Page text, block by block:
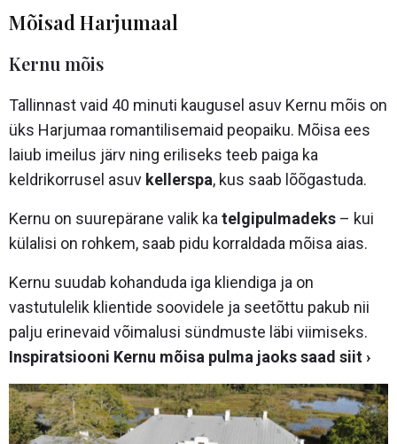
Mõisad Harjumaal
Kernu mõis
Tallinnast vaid 40 minuti kaugusel asuv Kernu mõis on
üks Harjumaa romantilisemaid peopaiku. Mõisa ees
laiub imeilus järv ning eriliseks teeb paiga ka
keldrikorrusel asuv kellerspa, kus saab lõõgastuda.
Kernu on suurepärane valik ka telgipulmadeks – kui
külalisi on rohkem, saab pidu korraldada mõisa aias.
Kernu suudab kohanduda iga kliendiga ja on
vastutulelik klientide soovidele ja seetõttu pakub nii
palju erinevaid võimalusi sündmuste läbi viimiseks.
Inspiratsiooni Kernu mõisa pulma jaoks saad siit ›